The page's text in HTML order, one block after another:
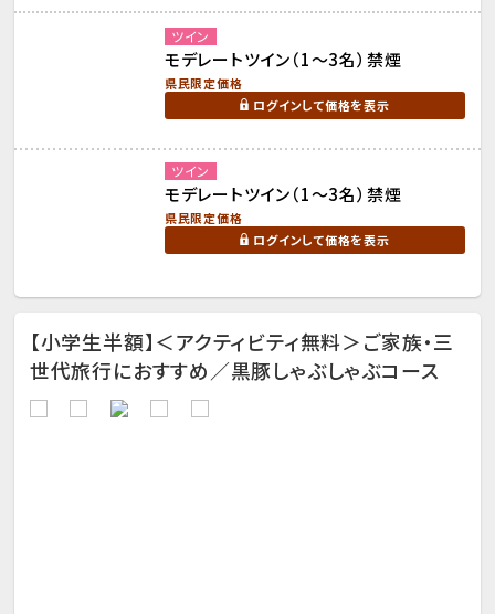
ツイン
モデレートツイン（1～3名）禁煙
県民限定価格
ログインして価格を表示
ツイン
モデレートツイン（1～3名）禁煙
県民限定価格
ログインして価格を表示
【小学生半額】＜アクティビティ無料＞ご家族・三
世代旅行におすすめ／黒豚しゃぶしゃぶコース